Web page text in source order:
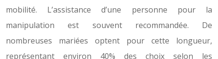
mobilité. L’assistance d’une personne pour la
manipulation est souvent recommandée. De
nombreuses mariées optent pour cette longueur,
représentant environ 40% des choix selon les